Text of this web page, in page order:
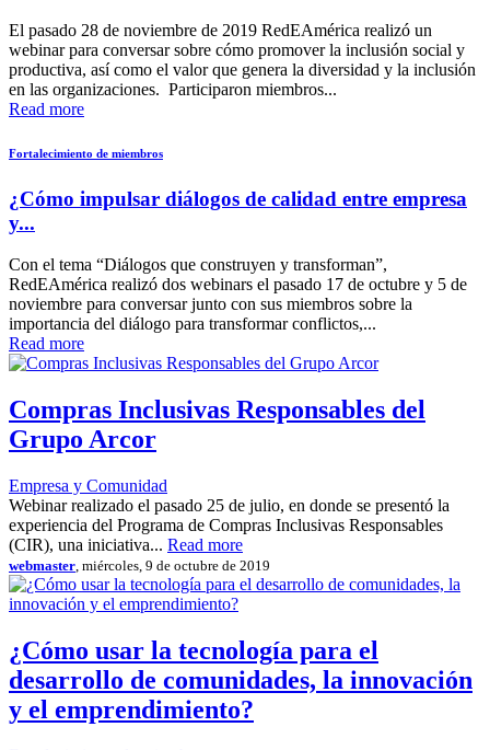
El pasado 28 de noviembre de 2019 RedEAmérica realizó un
webinar para conversar sobre cómo promover la inclusión social y
productiva, así como el valor que genera la diversidad y la inclusión
en las organizaciones. Participaron miembros...
Read more
Fortalecimiento de miembros
¿Cómo impulsar diálogos de calidad entre empresa
y...
Con el tema “Diálogos que construyen y transforman”,
RedEAmérica realizó dos webinars el pasado 17 de octubre y 5 de
noviembre para conversar junto con sus miembros sobre la
importancia del diálogo para transformar conflictos,...
Read more
Compras Inclusivas Responsables del
Grupo Arcor
Empresa y Comunidad
Webinar realizado el pasado 25 de julio, en donde se presentó la
experiencia del Programa de Compras Inclusivas Responsables
(CIR), una iniciativa... Read more
webmaster, miércoles, 9 de octubre de 2019
¿Cómo usar la tecnología para el
desarrollo de comunidades, la innovación
y el emprendimiento?